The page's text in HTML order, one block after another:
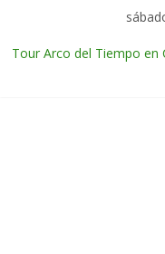
Tour Arco del Tiempo en
Tour Tikal Magico en